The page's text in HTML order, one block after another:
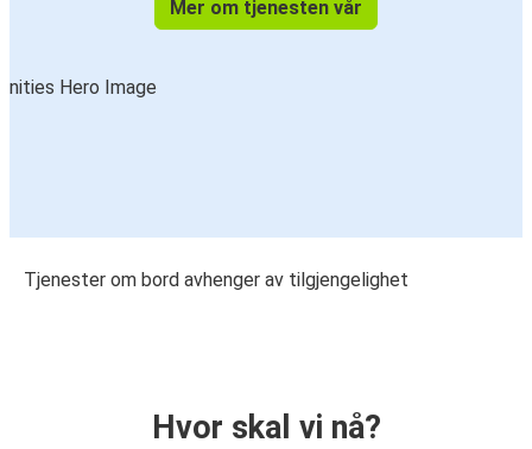
Mer om tjenesten vår
Tjenester om bord avhenger av tilgjengelighet
Hvor skal vi nå?